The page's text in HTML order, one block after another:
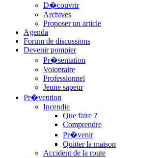
D�couvrir
Archives
Proposer un article
Agenda
Forum de discussions
Devenir pompier
Pr�sentation
Volontaire
Professionnel
Jeune sapeur
Pr�vention
Incendie
Que faire ?
Comprendre
Pr�venir
Quitter la maison
Accident de la route